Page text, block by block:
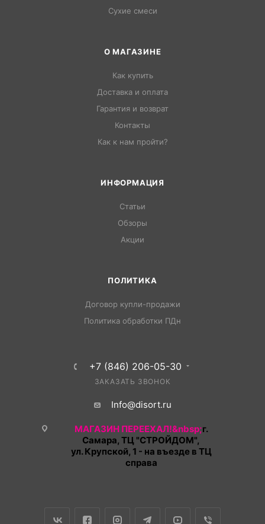
Сухие смеси
О МАГАЗИНЕ
Как купить
Доставка и оплата
Гарантия и возврат
Контакты
Как к нам пройти?
ИНФОРМАЦИЯ
Статьи
Обзоры
Акции
ПОЛИТИКА
Договор купли-продажи
Политика обработки ПДн
+7 (846) 206-05-30
ЗАКАЗАТЬ ЗВОНОК
Info@disort.ru
МАГАЗИН ПЕРЕЕХАЛ!&nbsp;г.
Самара, ТЦ "СТРОЙДОМ",
ул. Крупской, 1 - на въезде в ТЦ
справа